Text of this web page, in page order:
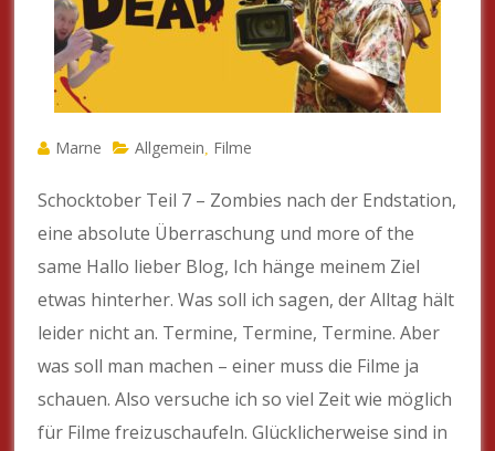
Marne Allgemein Filme
Schocktober Teil 7 – Zombies nach der Endstation,
eine absolute Überraschung und more of the
same Hallo lieber Blog, Ich hänge meinem Ziel
etwas hinterher. Was soll ich sagen, der Alltag hält
leider nicht an. Termine, Termine, Termine. Aber
was soll man machen – einer muss die Filme ja
schauen. Also versuche ich so viel Zeit wie möglich
für Filme freizuschaufeln. Glücklicherweise sind in